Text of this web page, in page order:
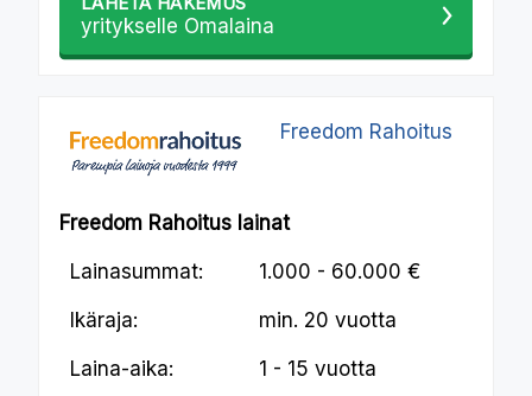
yritykselle Omalaina
Freedom Rahoitus
Freedom Rahoitus lainat
Lainasummat: 1.000 - 60.000 €
Ikäraja: min. 20 vuotta
Laina-aika: 1 - 15 vuotta